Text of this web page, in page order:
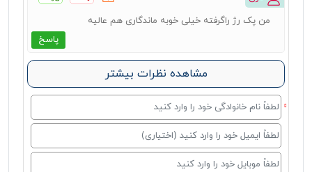
پاسخ
من پک رژ راگرفته خیلی خوبه ماندگاری هم عالیه
مشاهده نظرات بیشتر